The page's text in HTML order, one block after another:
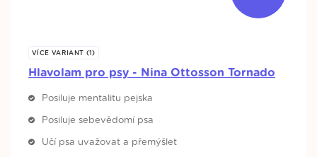
VÍCE VARIANT (1)
Hlavolam pro psy - Nina Ottosson Tornado
Posiluje mentalitu pejska
Posiluje sebevědomí psa
Učí psa uvažovat a přemýšlet